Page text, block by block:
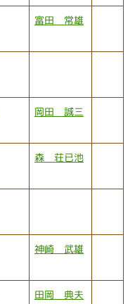
富田 常雄
岡田 誠三
森 荘已池
神崎 武雄
田岡 典夫